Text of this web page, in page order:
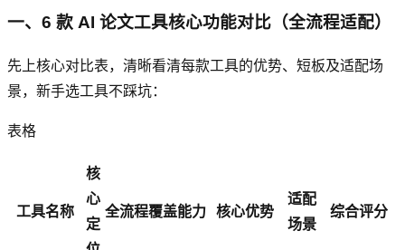
一、6 款 AI 论文工具核心功能对比（全流程适配）
先上核心对比表，清晰看清每款工具的优势、短板及适配场
景，新手选工具不踩坑：
表格
工具名称
核
心
定
全流程覆盖能力 核心优势
适配
场景
综合评分